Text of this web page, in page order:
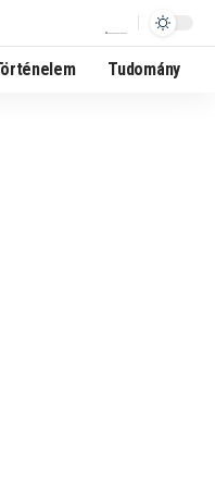
Tudomány